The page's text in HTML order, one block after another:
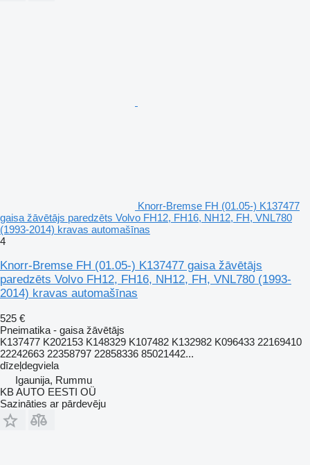
Knorr-Bremse FH (01.05-) K137477
gaisa žāvētājs paredzēts Volvo FH12, FH16, NH12, FH, VNL780
(1993-2014) kravas automašīnas
4
Knorr-Bremse FH (01.05-) K137477 gaisa žāvētājs
paredzēts Volvo FH12, FH16, NH12, FH, VNL780 (1993-
2014) kravas automašīnas
525 €
Pneimatika - gaisa žāvētājs
K137477 K202153 K148329 K107482 K132982 K096433 22169410
22242663 22358797 22858336 85021442...
dīzeļdegviela
Igaunija, Rummu
KB AUTO EESTI OÜ
Sazināties ar pārdevēju